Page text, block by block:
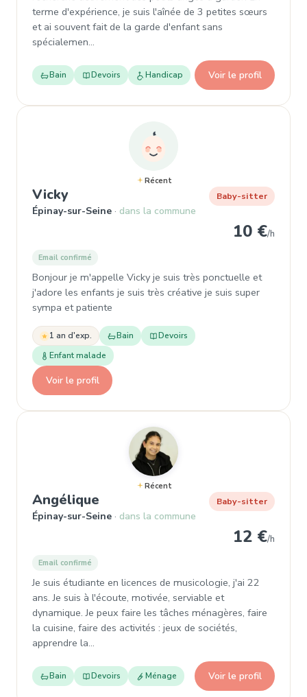
terme d'expérience, je suis l'aînée de 3 petites sœurs
et ai souvent fait de la garde d'enfant sans
spécialemen…
Bain Devoirs Handicap Voir le profil
Récent
Vicky, Baby-sitter à Épinay-sur-Seine
Épinay-sur-Seine dans la commune
Baby-sitter
10 €/h
Email confirmé
Bonjour je m'appelle Vicky je suis très ponctuelle et
j'adore les enfants je suis très créative je suis super
sympa et patiente
1 an d'exp. Bain
Devoirs
Enfant malade
Voir le profil
Récent
Angélique , Baby-sitter à Épinay-sur-
Épinay-sur-Seine dans la commune
Baby-sitter
12 €/h
Email confirmé
Je suis étudiante en licences de musicologie, j'ai 22
ans. Je suis à l'écoute, motivée, serviable et
dynamique. Je peux faire les tâches ménagères, faire
la cuisine, faire des activités : jeux de sociétés,
apprendre la…
Bain Devoirs Ménage Voir le profil